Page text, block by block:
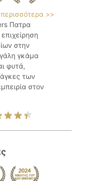
περισσότερα >>
Πατρα
στην
γκάμα
φυτά,
των
στον